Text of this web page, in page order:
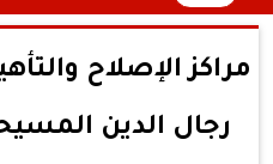
مراكز الإصلاح
رجال الدين